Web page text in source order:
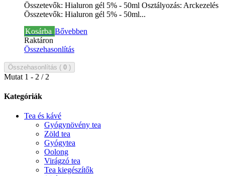
Összetevők: Hialuron gél 5% - 50ml Osztályozás: Arckezelés
Összetevők: Hialuron gél 5% - 50ml...
Kosárba Bővebben
Raktáron
Összehasonlítás
Összehasonlítás ( 0 )
Mutat 1 - 2 / 2
Kategóriák
Tea és kávé
Gyógynövény tea
Zöld tea
Gyógytea
Oolong
Virágzó tea
Tea kiegészítők